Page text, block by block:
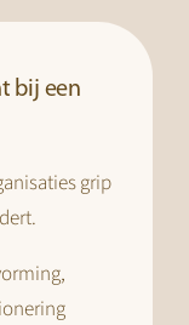
bij een
grip